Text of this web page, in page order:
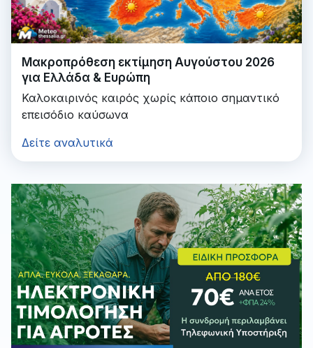
Μακροπρόθεση εκτίμηση Αυγούστου 2026
για Ελλάδα & Ευρώπη
Καλοκαιρινός καιρός χωρίς κάποιο σημαντικό
επεισόδιο καύσωνα
Δείτε αναλυτικά